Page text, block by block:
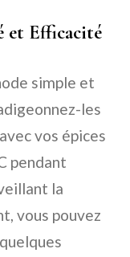
et Efficacité
simple et
les
vos épices
pendant
la
vous pouvez